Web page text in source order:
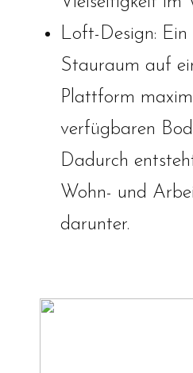
Loft-Design:
Stauraum auf
Plattform
verfügbaren
Dadurch
Wohn- und
darunter.